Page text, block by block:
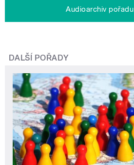
Audioarchiv pořadu
DALŠÍ POŘADY